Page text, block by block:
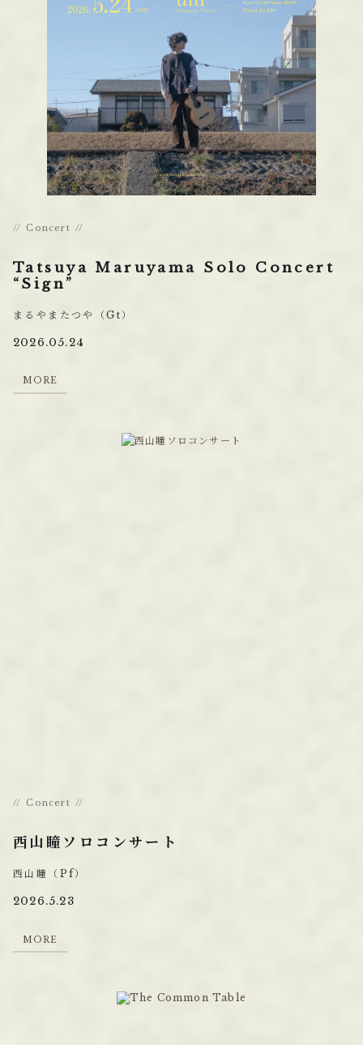
Concert
Tatsuya Maruyama Solo Concert
“Sign”
まるやまたつや（Gt）
2026.05.24
MORE
MORE
Concert
西山瞳ソロコンサート
西山瞳（Pf）
2026.5.23
MO R E
MORE